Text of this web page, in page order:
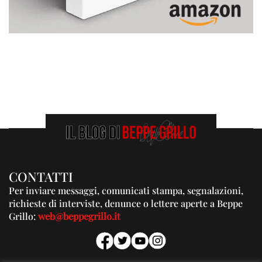
CONTATTI
Per inviare messaggi, comunicati stampa, segnalazioni,
richieste di interviste, denunce o lettere aperte a Beppe
Grillo:web@beppegrillo.it